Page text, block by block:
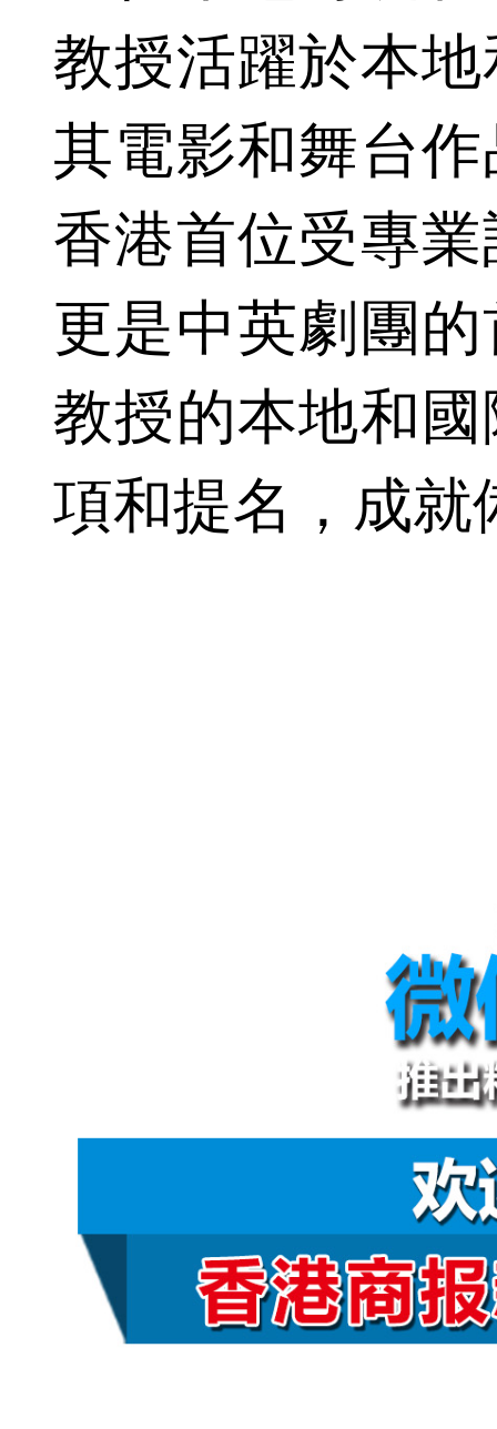
教授活躍於本
其電影和舞台
香港首位受專
更是中英劇團
教授的本地和
項和提名，成就